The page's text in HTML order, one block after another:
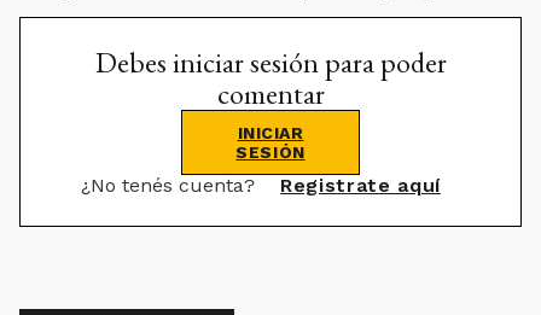
Debes iniciar sesión para poder
comentar
INICIAR
SESIÓN
¿No tenés cuenta? Registrate aquí